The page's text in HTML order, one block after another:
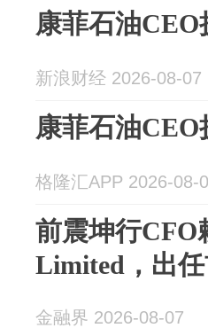
康菲石油
新浪财经 2026-08-07
康菲石油
格隆汇APP 2026-08-
前震坤行
Limited，出
金融界 2026-08-07